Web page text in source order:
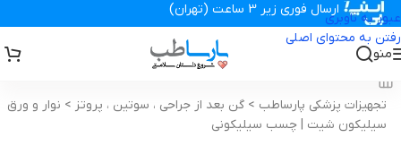
عبور به ناوبری
رفتن به محتوای اصلی
ارسال فوری زیر 3 ساعت (تهران)
منو
تجهیزات پزشکی پارساطب > گن بعد از جراحی ، سوتین ، پروتز > نوار و ورق
سیلیکون شیت | چسب سیلیکونی